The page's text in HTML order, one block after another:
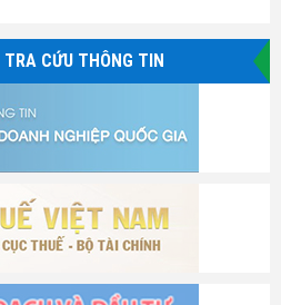
CỨU THÔNG TIN